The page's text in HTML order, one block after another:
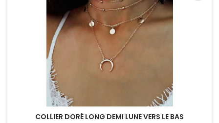
COLLIER DORÉ LONG DEMI LUNE VERS LE BAS